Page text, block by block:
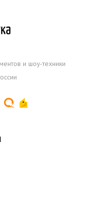
и шоу-техники